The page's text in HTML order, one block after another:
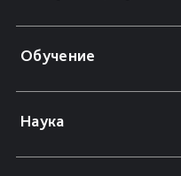
Обучение
Наука